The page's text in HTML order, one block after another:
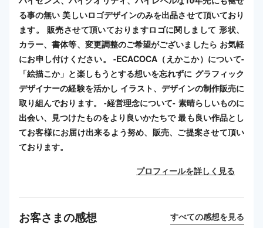
る事の無い 美しいロゴデザインのみを出品させて頂いており
ます。 販売させて頂いておりますロゴに関しまして 形状、
カラー、書体等、変更調整のご希望がございましたら お気軽
にお申し付けください。 -ECACOCA（えかこか）について-
「絵描こか」と楽しもうとする想いを忘れずに グラフィック
デザイナーの経験を活かし イラスト、デザインの制作販売に
取り組んでおります。 -経営理念について- 素晴らしいものに
出会い、見つけたものをより良いかたちで 最も良い作品とし
てお客様にお届け出来るよう努め、販売、ご提案させて頂い
ております。
プロフィールを詳しく見る
お客さまの感想 すべての感想を見る